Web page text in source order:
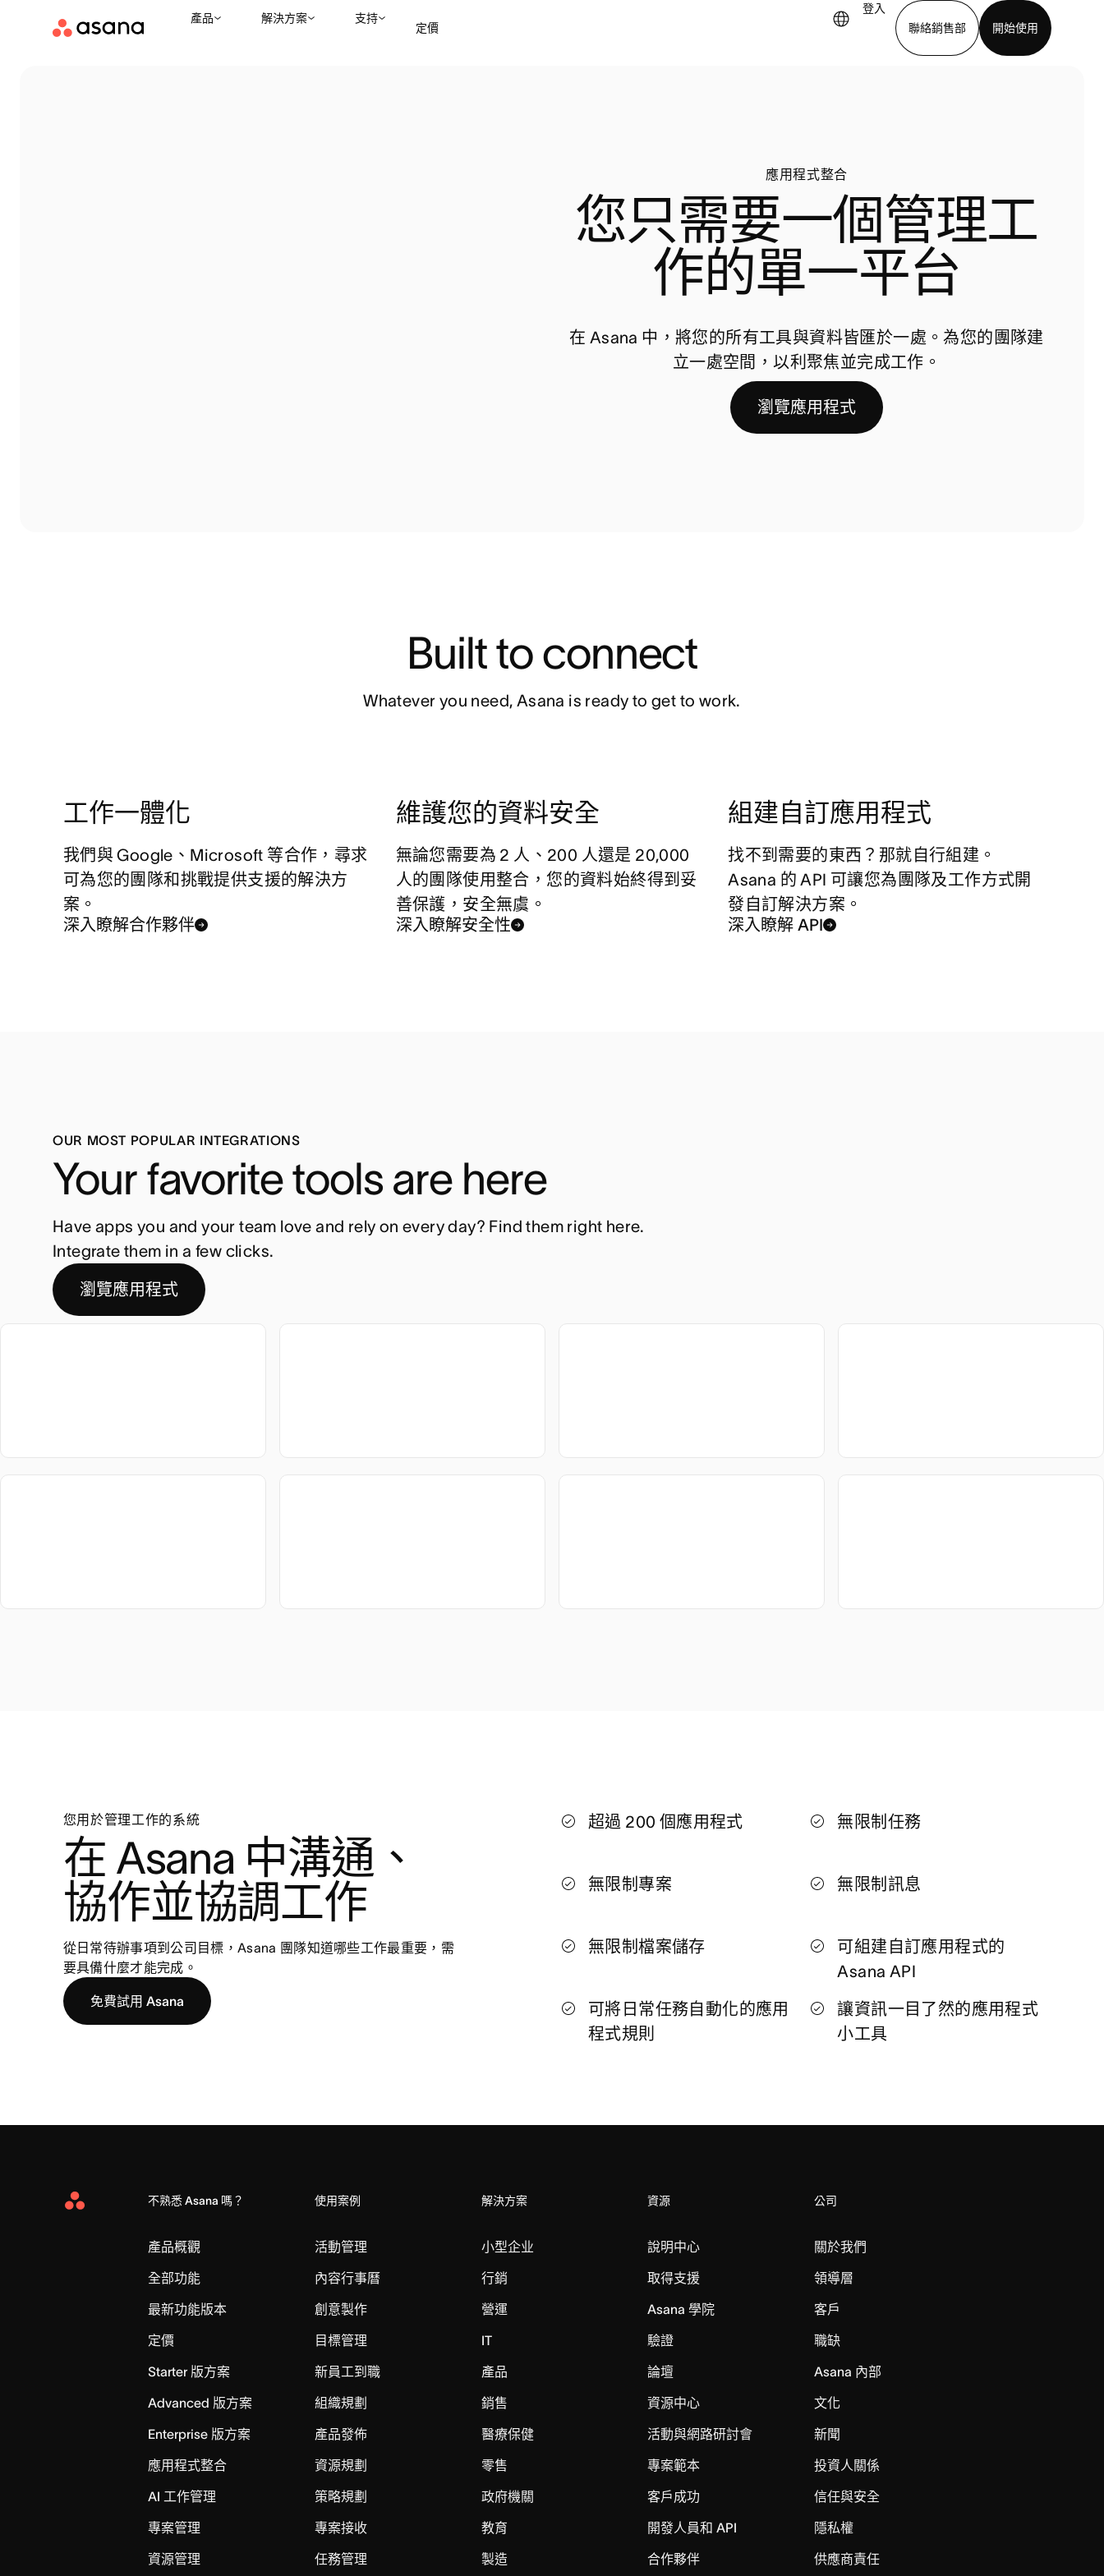
產品 解決方案 支持
定價
登入
聯絡銷售部
開始使用
應用程式整合
您只需要一個管理工
作的單一平台
在 Asana 中，將您的所有工具與資料皆匯於一處。為您的團隊建
立一處空間，以利聚焦並完成工作。
瀏覽應用程式
Built to connect
Whatever you need, Asana is ready to get to work.
工作一體化
我們與 Google、Microsoft 等合作，尋求
可為您的團隊和挑戰提供支援的解決方
案。
深入瞭解合作夥伴
維護您的資料安全
無論您需要為 2 人、200 人還是 20,000
人的團隊使用整合，您的資料始終得到妥
善保護，安全無虞。
深入瞭解安全性
組建自訂應用程式
找不到需要的東西？那就自行組建。
Asana 的 API 可讓您為團隊及工作方式開
發自訂解決方案。
深入瞭解 API
OUR MOST POPULAR INTEGRATIONS
Your favorite tools are here
Have apps you and your team love and rely on every day? Find them right here.
Integrate them in a few clicks.
瀏覽應用程式
您用於管理工作的系統
在 Asana 中溝通、
協作並協調工作
從日常待辦事項到公司目標，Asana 團隊知道哪些工作最重要，需
要具備什麼才能完成。
免費試用 Asana
超過 200 個應用程式 無限制任務
無限制專案 無限制訊息
無限制檔案儲存
可組建自訂應用程式的
Asana API
可將日常任務自動化的應用
程式規則
讓資訊一目了然的應用程式
小工具
Asana
不熟悉 Asana 嗎？
產品概觀
全部功能
最新功能版本
定價
Starter 版方案
Advanced 版方案
Enterprise 版方案
應用程式整合
AI 工作管理
專案管理
資源管理
使用案例
活動管理
內容行事曆
創意製作
目標管理
新員工到職
組織規劃
產品發佈
資源規劃
策略規劃
專案接收
任務管理
解決方案
小型企业
行銷
營運
IT
產品
銷售
醫療保健
零售
政府機關
教育
製造
資源
說明中心
取得支援
Asana 學院
驗證
論壇
資源中心
活動與網路研討會
專案範本
客戶成功
開發人員和 API
合作夥伴
公司
關於我們
領導層
客戶
職缺
Asana 內部
文化
新聞
投資人關係
信任與安全
隱私權
供應商責任